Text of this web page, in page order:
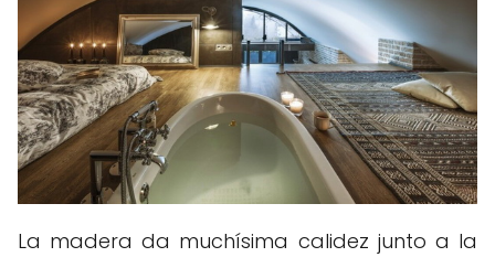
La madera da muchísima calidez junto a la